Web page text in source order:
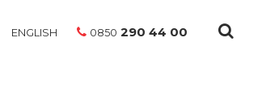
ENGLISH 0850 290 44 00